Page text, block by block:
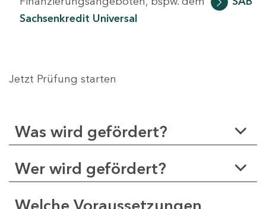
Sachsenkredit Universal
Jetzt Prüfung starten
Was wird gefördert?
Wer wird gefördert?
Welche Voraussetzungen